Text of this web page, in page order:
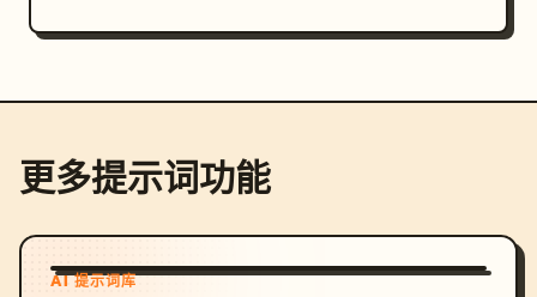
更多提示词功能
AI 提示词库